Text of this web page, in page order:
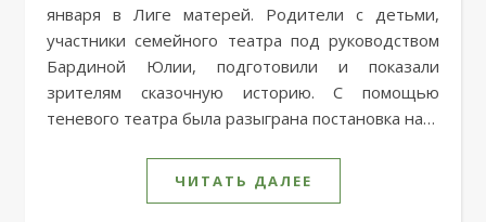
января в Лиге матерей. Родители с детьми,
участники семейного театра под руководством
Бардиной Юлии, подготовили и показали
зрителям сказочную историю. С помощью
теневого театра была разыграна постановка на…
ЧИТАТЬ ДАЛЕЕ